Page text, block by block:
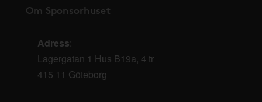
Om Sponsorhuset
Adress:
Lagergatan 1 Hus B19a, 4 tr
415 11 Göteborg